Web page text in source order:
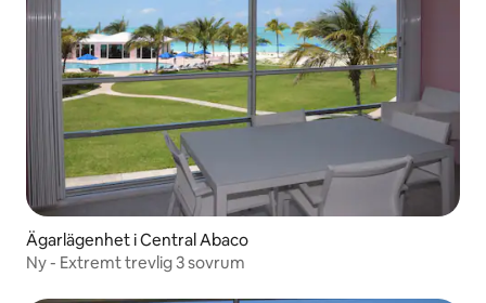
Ägarlägenhet i Central Abaco
Ny - Extremt trevlig 3 sovrum